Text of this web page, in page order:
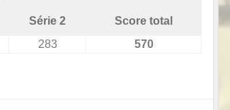
Série 2
Score total
283 570